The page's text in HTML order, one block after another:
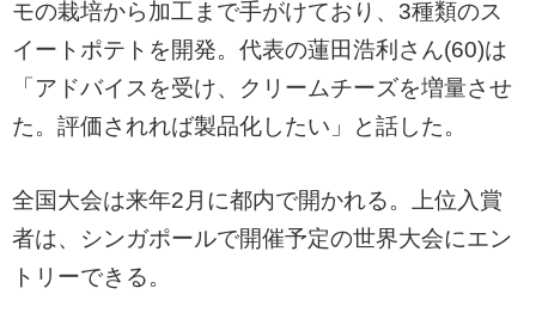
モの栽培から加工まで手がけており、3種類のス
イートポテトを開発。代表の蓮田浩利さん(60)は
「アドバイスを受け、クリームチーズを増量させ
た。評価されれば製品化したい」と話した。
全国大会は来年2月に都内で開かれる。上位入賞
者は、シンガポールで開催予定の世界大会にエン
トリーできる。